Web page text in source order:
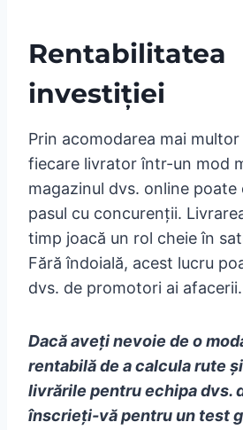
Rentabilitatea
investiției
Prin acomodarea mai
fiecare livrator într-un mod
magazinul dvs. online poate
pasul cu concurenții.
timp joacă un rol cheie în
Fără îndoială, acest lucru
dvs. de promotori ai afacerii.
Dacă aveți nevoie de o
rentabilă de a calcula rute
livrările pentru echipa dvs.
înscrieți-vă pentru un test